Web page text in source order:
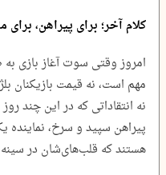
کلام آخر؛ برای پیراهن، برای
امروز وقتی سوت آغاز بازی به
مهم است، نه قیمت بازیکنان
هستند که قلب‌های‌شان در